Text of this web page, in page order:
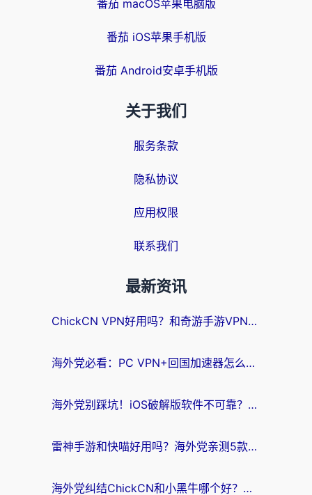
番茄 macOS苹果电脑版
番茄 iOS苹果手机版
番茄 Android安卓手机版
关于我们
服务条款
隐私协议
应用权限
联系我们
最新资讯
ChickCN VPN好用吗？和奇游手游VPN对比哪个回国效果更好？海外党亲测实用指南
海外党必看：PC VPN+回国加速器怎么选？无缝访问国内资源全攻略
海外党别踩坑！iOS破解版软件不可靠？教你选对回国加速器无缝看国内资源
雷神手游和快喵好用吗？海外党亲测5款回国加速器，附斧牛Bling对比+微信视频号解决办法
海外党纠结ChickCN和小黑牛哪个好？一篇帮你选对回国加速器的实用指南